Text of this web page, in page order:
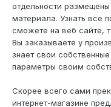
отдельности
материала. Узнать все
сможете на веб сайте,
Вы заказываете у
знает свои
параметры своим
Скорее всего сами
интернет-магазине